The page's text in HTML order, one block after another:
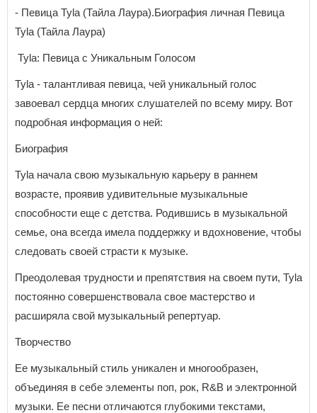
- Певица Tyla (Тайла Лаура).Биография личная Певица
Tyla (Тайла Лаура)
Tyla: Певица с Уникальным Голосом
Tyla - талантливая певица, чей уникальный голос
завоевал сердца многих слушателей по всему миру. Вот
подробная информация о ней:
Биография
Tyla начала свою музыкальную карьеру в раннем
возрасте, проявив удивительные музыкальные
способности еще с детства. Родившись в музыкальной
семье, она всегда имела поддержку и вдохновение, чтобы
следовать своей страсти к музыке.
Преодолевая трудности и препятствия на своем пути, Tyla
постоянно совершенствовала свое мастерство и
расширяла свой музыкальный репертуар.
Творчество
Ее музыкальный стиль уникален и многообразен,
объединяя в себе элементы поп, рок, R&B и электронной
музыки. Ее песни отличаются глубокими текстами,